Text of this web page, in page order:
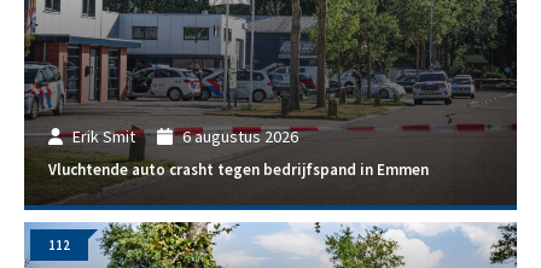
Erik Smit 6 augustus 2026
Vluchtende auto crasht tegen bedrijfspand in Emmen
112